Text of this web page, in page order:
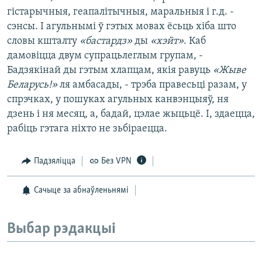
гістарычныя, геапалітычныя, маральныя і г.д. -
сэнсы. І агульнымі ў гэтых мовах ёсьць хіба што
словы кшталту «бастардз» ды «хэйт». Каб
дамовіцца двум супрацьлеглым групам, -
Бадзякінай ды гэтым хлапцам, якія равуць «Жыве
Беларусь!» ля амбасады, - трэба правесьці разам, у
спрэчках, у пошуках агульных канвэнцыяў, ня
дзень і ня месяц, а, бадай, цэлае жыцьцё. І, здаецца,
рабіць гэтага ніхто не зьбіраецца.
Падзяліцца Без VPN
Сачыце за абнаўленьнямі
Выбар рэдакцыі